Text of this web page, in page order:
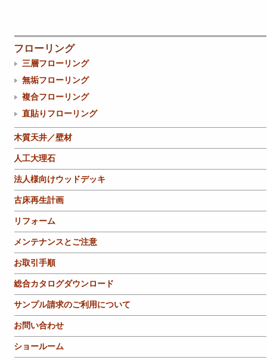
フローリング
三層フローリング
無垢フローリング
複合フローリング
直貼りフローリング
木質天井／壁材
人工大理石
法人様向けウッドデッキ
古床再生計画
リフォーム
メンテナンスとご注意
お取引手順
総合カタログダウンロード
サンプル請求のご利用について
お問い合わせ
ショールーム